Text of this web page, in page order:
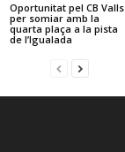
Oportunitat pel CB Valls
per somiar amb la
quarta plaça a la pista
de l’Igualada